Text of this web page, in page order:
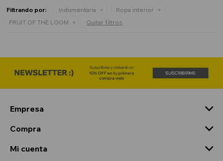
Filtrando por: Indumentaria
Ropa interior
FRUIT OF THE LOOM
Quitar filtros
Empresa
Compra
Mi cuenta